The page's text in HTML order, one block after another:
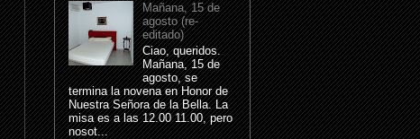
Mañana, 15 de
agosto (re-
editado)
Ciao, queridos.
Mañana, 15 de
agosto, se
termina la novena en Honor de
Nuestra Señora de la Bella. La
misa es a las 12.00 11.00, pero
nosot...